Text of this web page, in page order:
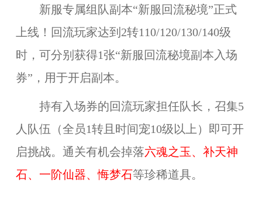
新服专属组队副本“新服回流秘境”正式
上线！回流玩家达到2转110/120/130/140级
时，可分别获得1张“新服回流秘境副本入场
券”，用于开启副本。
持有入场券的回流玩家担任队长，召集5
人队伍（全员1转且时间宠10级以上）即可开
启挑战。通关有机会掉落六魂之玉、补天神
石、一阶仙器、悔梦石等珍稀道具。